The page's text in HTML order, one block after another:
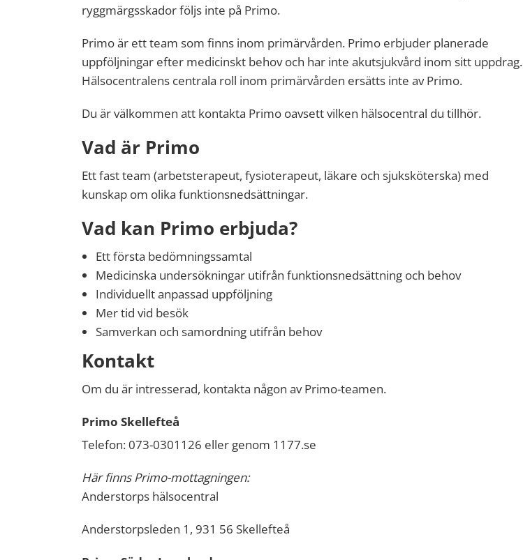
ryggmärgsskador följs inte på Primo.
Primo är ett team som finns inom primärvården. Primo erbjuder planerade
uppföljningar efter medicinskt behov och har inte akutsjukvård inom sitt uppdrag.
Hälsocentralens centrala roll inom primärvården ersätts inte av Primo.
Du är välkommen att kontakta Primo oavsett vilken hälsocentral du tillhör.
Vad är Primo
Ett fast team (arbetsterapeut, fysioterapeut, läkare och sjuksköterska) med
kunskap om olika funktionsnedsättningar.
Vad kan Primo erbjuda?
Ett första bedömningssamtal
Medicinska undersökningar utifrån funktionsnedsättning och behov
Individuellt anpassad uppföljning
Mer tid vid besök
Samverkan och samordning utifrån behov
Kontakt
Om du är intresserad, kontakta någon av Primo-teamen.
Primo Skellefteå
Telefon: 073-0301126 eller genom 1177.se
Här finns Primo-mottagningen:
Anderstorps hälsocentral
Anderstorpsleden 1, 931 56 Skellefteå